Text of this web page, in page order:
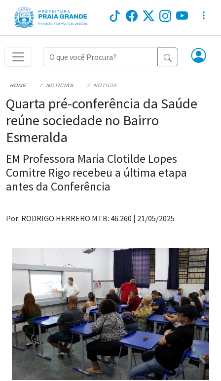
HOME NOTICIAS NOTICIA
Quarta pré-conferência da Saúde
reúne sociedade no Bairro
Esmeralda
EM Professora Maria Clotilde Lopes
Comitre Rigo recebeu a última etapa
antes da Conferência
Por: RODRIGO HERRERO MTB: 46.260 | 21/05/2025